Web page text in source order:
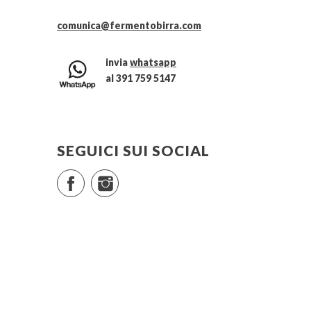
comunica@fermentobirra.com
inviawhatsapp
al 391 759 5147
SEGUICI SUI SOCIAL
FacebookInstagram